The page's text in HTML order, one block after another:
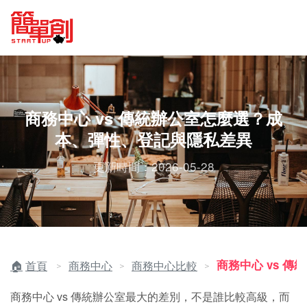
商務中心 vs 傳統辦公室怎麼選？成
本、彈性、登記與隱私差異
更新時間：2026-05-28
首頁 ＞ 商務中心 ＞ 商務中心比較 ＞ 商務中心 vs 傳
商務中心 vs 傳統辦公室最大的差別，不是誰比較高級，而